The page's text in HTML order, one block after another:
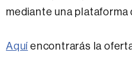
mediante una plataforma
Aquíencontrarás la